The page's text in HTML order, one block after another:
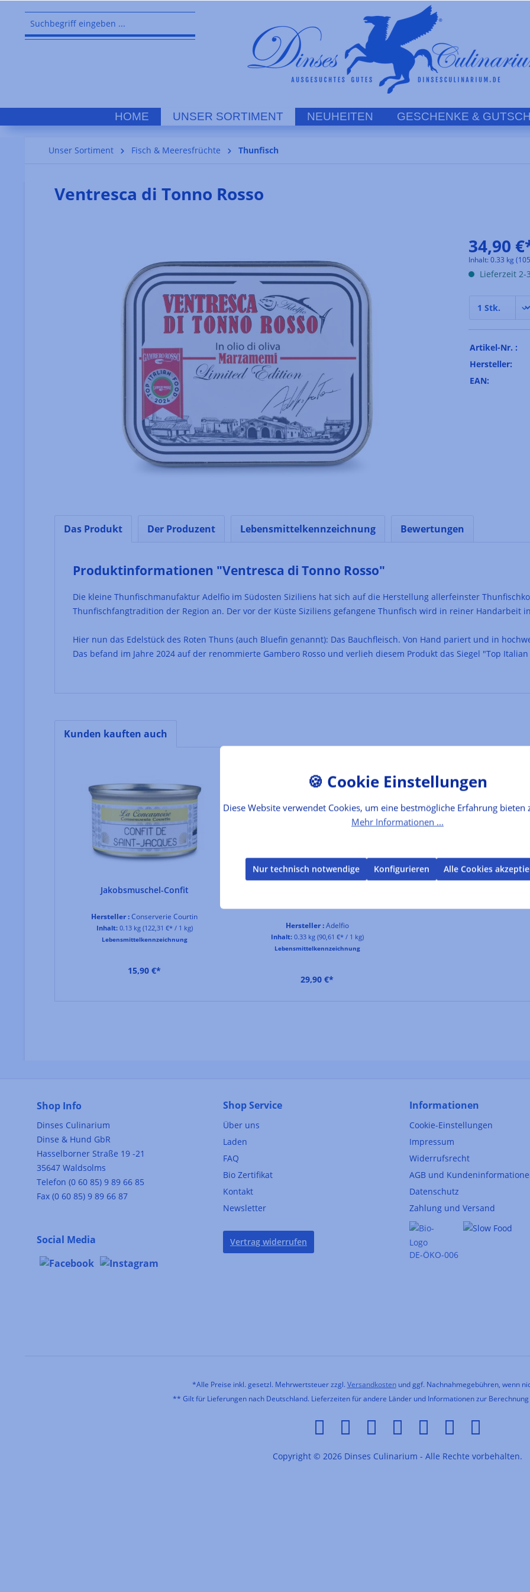
Zur Hauptnavigation springen
HOME UNSER SORTIMENT NEUHEITEN GESCHENKE &
Unser Sortiment Fisch & Meeresfrüchte Thunfisch
Ventresca di Tonno Rosso
34,90
Inhalt: 0.33 kg
Lieferzeit 2-
Artikel-Nr. :
Hersteller:
EAN:
Das Produkt Der Produzent Lebensmittelkennzeichnung Bewertungen
Produktinformationen "Ventresca di Tonno Rosso"
Die kleine Thunfischmanufaktur Adelfio im Südosten Siziliens hat sich auf die Herstellung allerfeinster
Thunfischfangtradition der Region an. Der vor der Küste Siziliens gefangene Thunfisch wird in reiner Handarbeit
Hier nun das Edelstück des Roten Thuns (auch Bluefin genannt): Das Bauchfleisch. Von Hand pariert und in
Das befand im Jahre 2024 auf der renommierte Gambero Rosso und verlieh diesem Produkt das Siegel "Top Italian
Kunden kauften auch
Jakobsmuschel-Confit
Hersteller :Conserverie Courtin
Inhalt: 0.13 kg (122,31 €* / 1 kg)
Lebensmittelkennzeichnung
15,90 €*
Hersteller :Adelfio
Inhalt: 0.33 kg (90,61 €* / 1 kg)
Lebensmittelkennzeichnung
29,90 €*
Shop Info
Dinses Culinarium
Dinse & Hund GbR
Hasselborner Straße 19 -21
35647 Waldsolms
Telefon (0 60 85) 9 89 66 85
Fax (0 60 85) 9 89 66 87
Social Media
Shop Service
Über uns
Laden
FAQ
Bio Zertifikat
Kontakt
Newsletter
Vertrag widerrufen
Informationen
Cookie-Einstellungen
Impressum
Widerrufsrecht
AGB und
Datenschutz
Zahlung und Versand
DE-ÖKO-006
*Alle Preise inkl. gesetzl. Mehrwertsteuer zzgl. Versandkostenund ggf. Nachnahmegebühren, wenn
** Gilt für Lieferungen nach Deutschland. Lieferzeiten für andere Länder und Informationen zur
Copyright © 2026 Dinses Culinarium - Alle Rechte vorbehalten.
Diese Website verwendet Cookies, um eine bestmögliche Erfahrung bieten
Mehr Informationen ...
Nur technisch notwendige Konfigurieren Alle Cookies